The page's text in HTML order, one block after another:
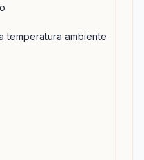
temperatura ambiente